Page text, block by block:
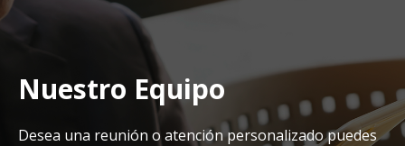
Nuestro Equipo
Desea una reunión o atención personalizado puedes